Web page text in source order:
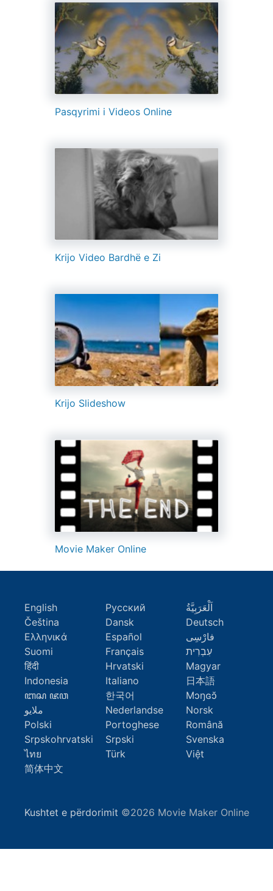
Pasqyrimi i Videos Online
Krijo Video Bardhë e Zi
Krijo Slideshow
Movie Maker Online
English Русский
اَلْعَرَبِيَّةُ
Čeština
Dansk
Deutsch
Ελληνικά
Español
فارْسِى
Suomi
Français
עִבְרִית
हिंदी
Hrvatski
Magyar
Indonesia
Italiano
日本語
ꦧꦱ ꦗꦮ
한국어
Mɔŋɢɔ̆
ملايو
Nederlandse
Norsk
Polski
Portoghese
Română
Srpskohrvatski
Srpski
Svenska
ไทย
Türk
Việt
简体中文
Kushtet e përdorimit ©2026 Movie Maker Online